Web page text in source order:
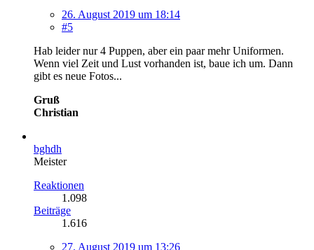
26. August 2019 um 18:14
#5
Hab leider nur 4 Puppen, aber ein paar mehr Uniformen.
Wenn viel Zeit und Lust vorhanden ist, baue ich um. Dann
gibt es neue Fotos...
Gruß
Christian
bghdh
Meister
Reaktionen
1.098
Beiträge
1.616
27. August 2019 um 13:26